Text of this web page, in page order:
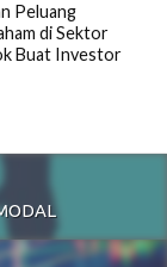
Peluang
di Sektor
Buat Investor